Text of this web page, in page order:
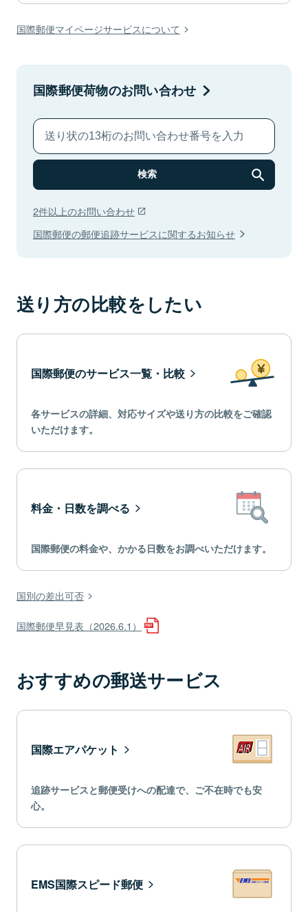
国際郵便マイページサービスについて
国際郵便荷物のお問い合わせ
検索
2件以上のお問い合わせ
国際郵便の郵便追跡サービスに関するお知らせ
送り方の比較をしたい
国際郵便のサービス一覧・比較
各サービスの詳細、対応サイズや送り方の比較をご確認
いただけます。
料金・日数を調べる
国際郵便の料金や、かかる日数をお調べいただけます。
国別の差出可否
国際郵便早見表（2026.6.1）
おすすめの郵送サービス
国際エアパケット
追跡サービスと郵便受けへの配達で、ご不在時でも安
心。
EMS国際スピード郵便